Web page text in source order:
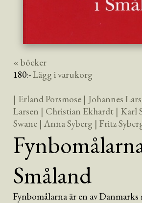
« böcker
180:-Lägg i varukorg
| Erland Porsmose | Johannes
Larsen | Christian Ekhardt | Karl
Swane | Anna Syberg | Fritz
Småland
Fynbomålarna är en av Danmarks